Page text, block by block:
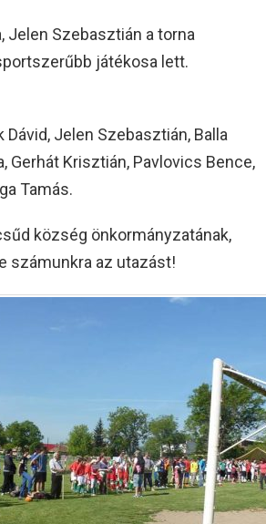
Jelen Szebasztián a torna
játékosa lett.
Dávid, Jelen Szebasztián, Balla
Gerhát Krisztián, Pavlovics Bence,
Tamás.
község önkormányzatának,
számunkra az utazást!